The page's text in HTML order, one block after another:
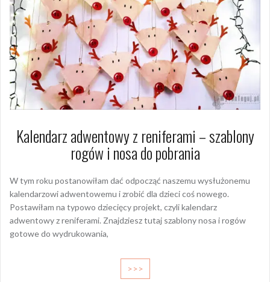
Kalendarz adwentowy z reniferami – szablony
rogów i nosa do pobrania
W tym roku postanowiłam dać odpocząć naszemu wysłużonemu
kalendarzowi adwentowemu i zrobić dla dzieci coś nowego.
Postawiłam na typowo dziecięcy projekt, czyli kalendarz
adwentowy z reniferami. Znajdziesz tutaj szablony nosa i rogów
gotowe do wydrukowania,
>>>